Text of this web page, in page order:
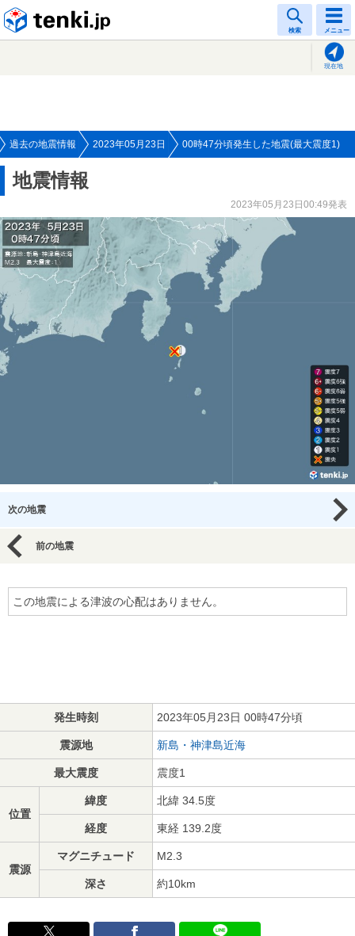
検索 メニュー
現在地
過去の地震情報 2023年05月23日 00時47分頃発生した地震(最大震度1)
地震情報
2023年05月23日00:49発表
次の地震
前の地震
この地震による津波の心配はありません。
発生時刻 2023年05月23日 00時47分頃
震源地 新島・神津島近海
最大震度 震度1
位置
緯度 北緯 34.5度
経度 東経 139.2度
震源
マグニチュード M2.3
深さ 約10km